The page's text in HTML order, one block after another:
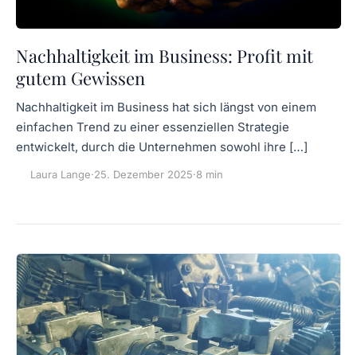
Nachhaltigkeit im Business: Profit mit
gutem Gewissen
Nachhaltigkeit im Business hat sich längst von einem
einfachen Trend zu einer essenziellen Strategie
entwickelt, durch die Unternehmen sowohl ihre […]
Laura Lange·25. Dezember 2025·8 min